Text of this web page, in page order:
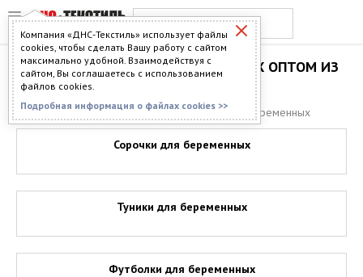
Компания «ДНС-Текстиль» использует файлы
cookies, чтобы сделать Вашу работу с сайтом
максимально удобной. Взаимодействуя с
сайтом, Вы соглашаетесь с использованием
файлов cookies.
Подробная информация о файлах cookies >>
ПОДУШКИ ДЛЯ БЕРЕМЕННЫХ ОПТОМ ИЗ
Главная >Каталог>Подушки> Подушки для беременных
Сорочки для беременных
Туники для беременных
Футболки для беременных